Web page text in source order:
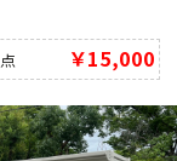
点 ￥15,000